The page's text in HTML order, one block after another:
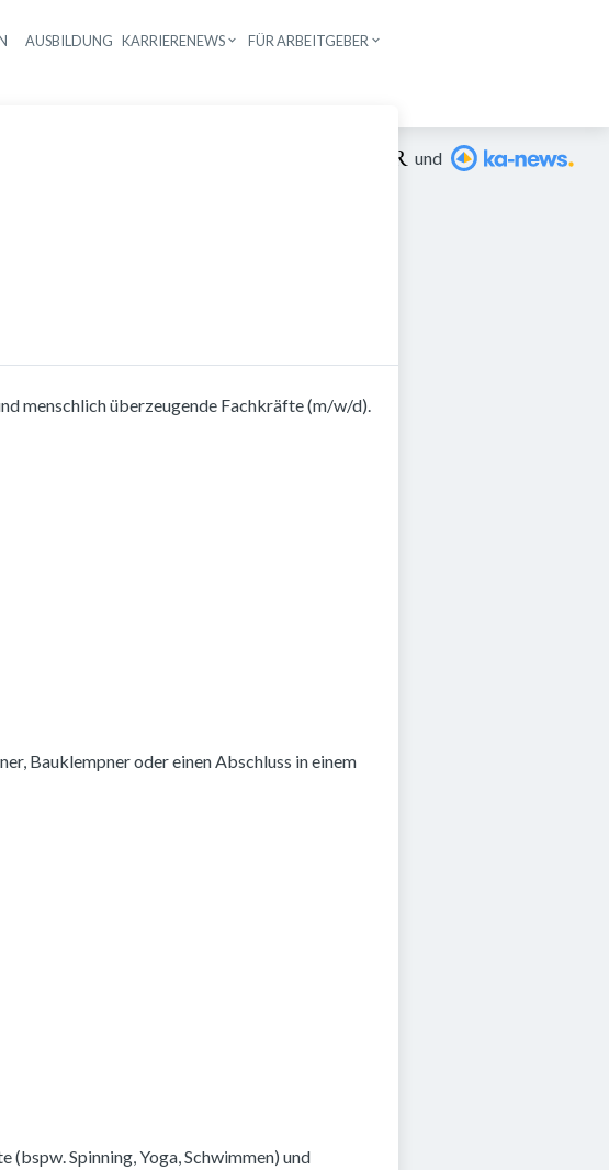
Navigation
AUSBILDUNG KARRIERENEWS FÜR ARBEITGEBER
und
menschlich überzeugende Fachkräfte (m/w/d).
Bauklempner oder einen Abschluss in einem
Spinning, Yoga, Schwimmen) und